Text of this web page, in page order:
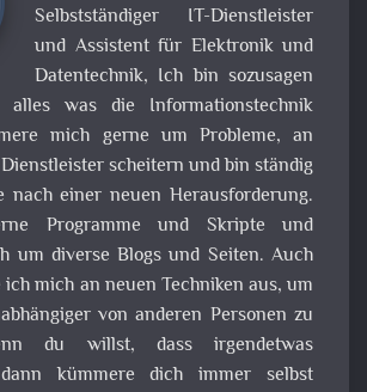
Selbstständiger IT-Dienstleister
und Assistent für Elektronik und
Datentechnik, Ich bin sozusagen
alles was die Informationstechnik
mich gerne um Probleme, an
scheitern und bin ständig
nach einer neuen Herausforderung.
Programme und Skripte und
um diverse Blogs und Seiten. Auch
mich an neuen Techniken aus, um
von anderen Personen zu
du willst, dass irgendetwas
kümmere dich immer selbst